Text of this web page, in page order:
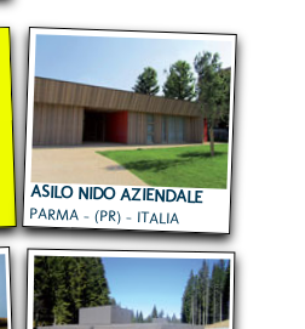
ASILO NIDO AZIENDALE
CARIPARMA
PARMA - (PR) - ITALIA